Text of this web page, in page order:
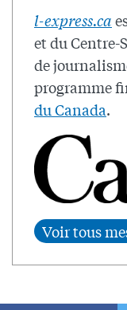
l-express.ca
et du Centre-
de
programme
du Canada.